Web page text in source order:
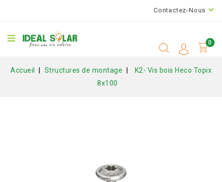
Contactez-Nous
0
Accueil Structures de montage
K2- Vis bois Heco Topix
8x100